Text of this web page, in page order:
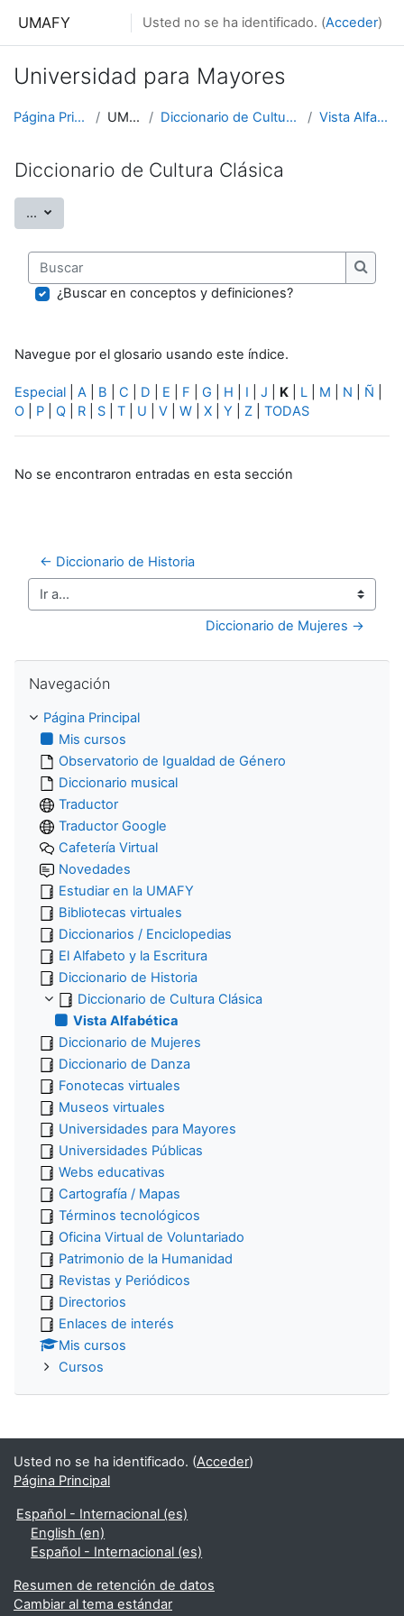
UMAFY Usted no se ha identificado. (Acceder)
Universidad para Mayores
Página Principal UMAFY Diccionario de Cultura Clásica Vista Alfabética
Diccionario de Cultura Clásica
... Exportar entradas
Buscar
Buscar
¿Buscar en conceptos y definiciones?
Navegue por el glosario usando este índice.
Especial A B C D E F G H I J K L M N Ñ
O
P Q R S T U V W X Y Z TODAS
No se encontraron entradas en esta sección
← Diccionario de Historia
Ir a...
Diccionario de Mujeres →
Navegación
Página Principal
Mis cursos
Observatorio de Igualdad de Género
Diccionario musical
Traductor
Traductor Google
Cafetería Virtual
Novedades
Estudiar en la UMAFY
Bibliotecas virtuales
Diccionarios / Enciclopedias
El Alfabeto y la Escritura
Diccionario de Historia
Diccionario de Cultura Clásica
Vista Alfabética
Diccionario de Mujeres
Diccionario de Danza
Fonotecas virtuales
Museos virtuales
Universidades para Mayores
Universidades Públicas
Webs educativas
Cartografía / Mapas
Términos tecnológicos
Oficina Virtual de Voluntariado
Patrimonio de la Humanidad
Revistas y Periódicos
Directorios
Enlaces de interés
Mis cursos
Cursos
Usted no se ha identificado. (Acceder)
Página Principal
Español - Internacional ‎(es)‎
English ‎(en)‎
Español - Internacional ‎(es)‎
Resumen de retención de datos
Cambiar al tema estándar